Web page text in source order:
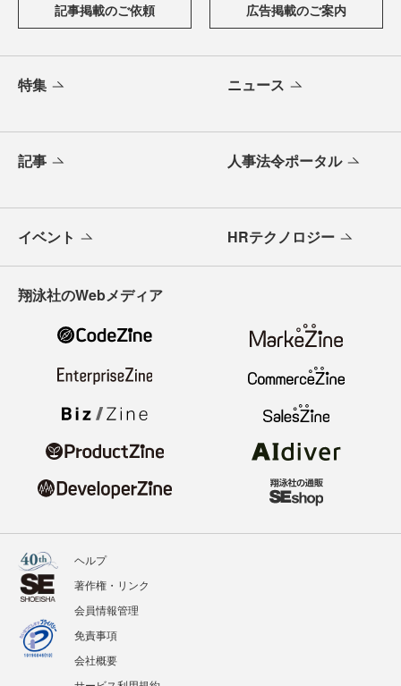
記事掲載のご依頼 広告掲載のご案内
特集 ニュース
記事 人事法令ポータル
イベント HRテクノロジー
翔泳社のWebメディア
ヘルプ
著作権・リンク
会員情報管理
免責事項
会社概要